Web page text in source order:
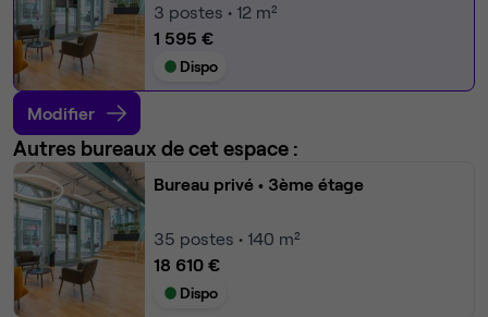
3 postes • 12 m²
1 595 €
Dispo
Modifier
Autres bureaux de cet espace :
Bureau privé • 3ème étage
35 postes • 140 m²
18 610 €
Dispo